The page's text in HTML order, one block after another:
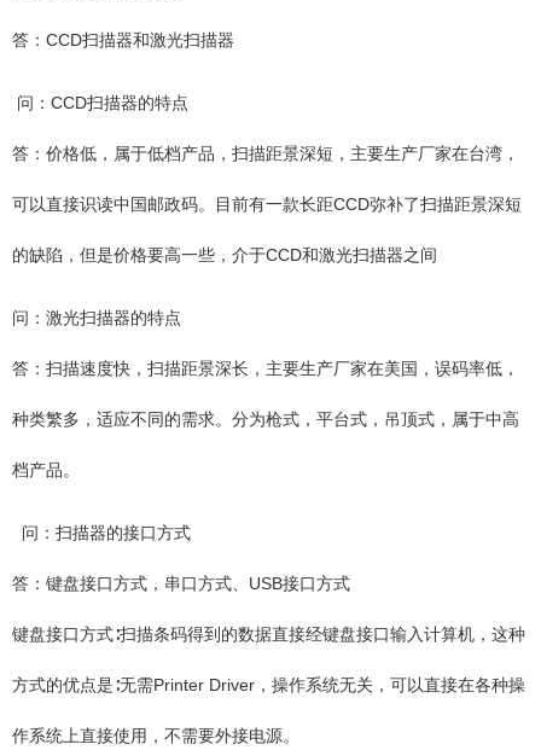
答：CCD扫描器和激光扫描器
问：CCD扫描器的特点
答：价格低，属于低档产品，扫描距景深短，主要生产厂家在台湾，
可以直接识读中国邮政码。目前有一款长距CCD弥补了扫描距景深短
的缺陷，但是价格要高一些，介于CCD和激光扫描器之间
问：激光扫描器的特点
答：扫描速度快，扫描距景深长，主要生产厂家在美国，误码率低，
种类繁多，适应不同的需求。分为枪式，平台式，吊顶式，属于中高
档产品。
问：扫描器的接口方式
答：键盘接口方式，串口方式、USB接口方式
键盘接口方式∶扫描条码得到的数据直接经键盘接口输入计算机，这种
方式的优点是∶无需Printer Driver，操作系统无关，可以直接在各种操
作系统上直接使用，不需要外接电源。